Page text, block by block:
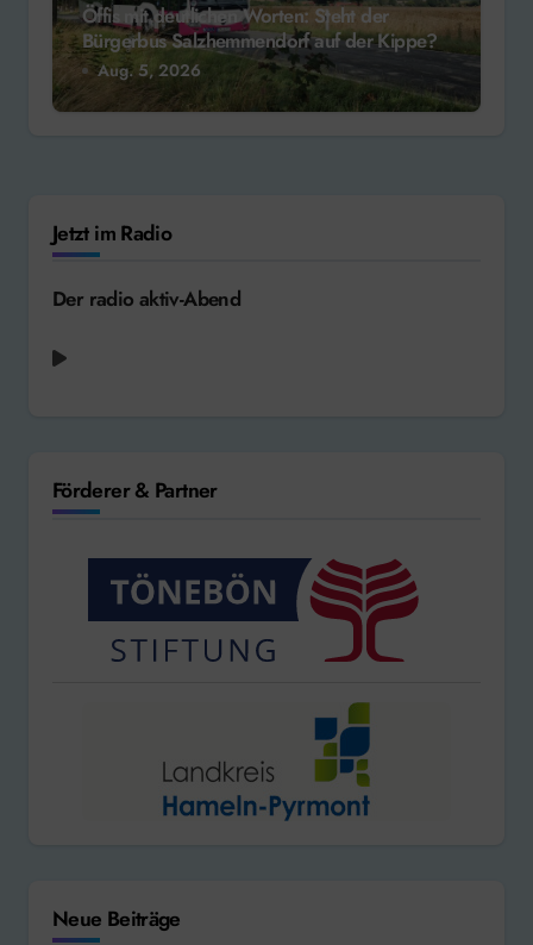
Öffis mit deutlichen Worten: Steht der
Bürgerbus Salzhemmendorf auf der Kippe?
Aug. 5, 2026
Jetzt im Radio
Der radio aktiv-Abend
Förderer & Partner